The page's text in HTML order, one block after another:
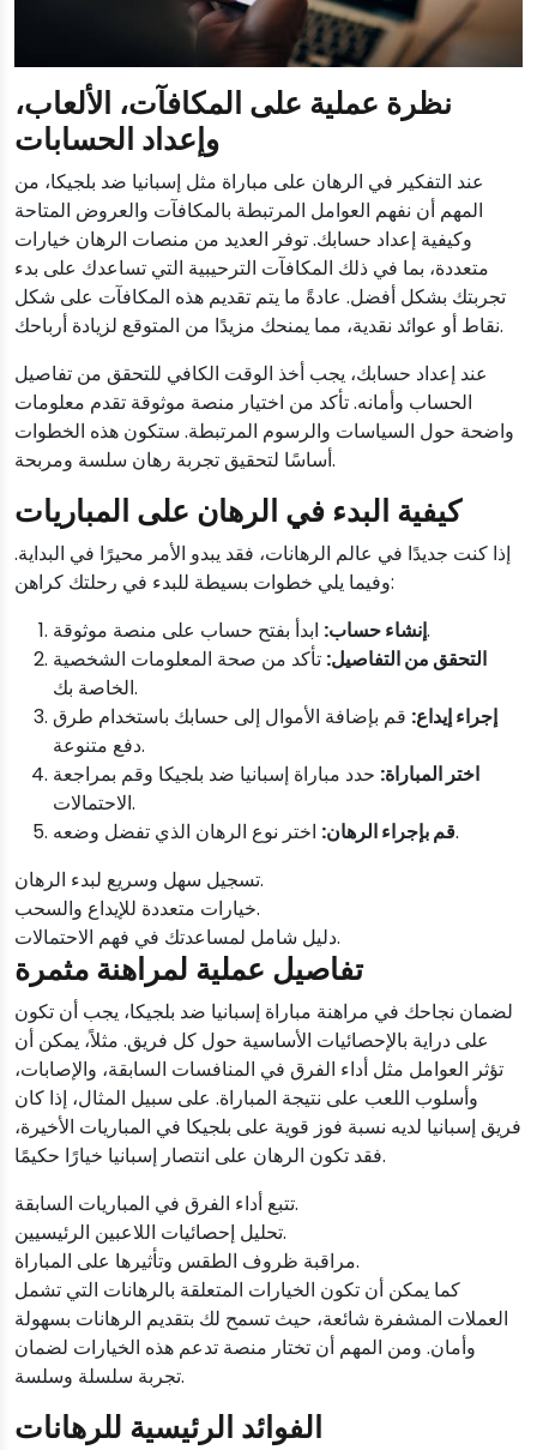
نظرة عملية على المكافآت، الألعاب،
وإعداد الحسابات
عند التفكير في الرهان على مباراة مثل إسبانيا ضد بلجيكا، من
المهم أن نفهم العوامل المرتبطة بالمكافآت والعروض المتاحة
وكيفية إعداد حسابك. توفر العديد من منصات الرهان خيارات
متعددة، بما في ذلك المكافآت الترحيبية التي تساعدك على بدء
تجربتك بشكل أفضل. عادةً ما يتم تقديم هذه المكافآت على شكل
نقاط أو عوائد نقدية، مما يمنحك مزيدًا من المتوقع لزيادة أرباحك.
عند إعداد حسابك، يجب أخذ الوقت الكافي للتحقق من تفاصيل
الحساب وأمانه. تأكد من اختيار منصة موثوقة تقدم معلومات
واضحة حول السياسات والرسوم المرتبطة. ستكون هذه الخطوات
أساسًا لتحقيق تجربة رهان سلسة ومربحة.
كيفية البدء في الرهان على المباريات
إذا كنت جديدًا في عالم الرهانات، فقد يبدو الأمر محيرًا في البداية.
وفيما يلي خطوات بسيطة للبدء في رحلتك كراهن:
إنشاء حساب:ابدأ بفتح حساب على منصة موثوقة.
التحقق من التفاصيل: تأكد من صحة المعلومات الشخصية
الخاصة بك.
إجراء إيداع: قم بإضافة الأموال إلى حسابك باستخدام طرق
دفع متنوعة.
اختر المباراة: حدد مباراة إسبانيا ضد بلجيكا وقم بمراجعة
الاحتمالات.
قم بإجراء الرهان:اختر نوع الرهان الذي تفضل وضعه.
تسجيل سهل وسريع لبدء الرهان.
خيارات متعددة للإيداع والسحب.
دليل شامل لمساعدتك في فهم الاحتمالات.
تفاصيل عملية لمراهنة مثمرة
لضمان نجاحك في مراهنة مباراة إسبانيا ضد بلجيكا، يجب أن تكون
على دراية بالإحصائيات الأساسية حول كل فريق. مثلاً، يمكن أن
تؤثر العوامل مثل أداء الفرق في المنافسات السابقة، والإصابات،
وأسلوب اللعب على نتيجة المباراة. على سبيل المثال، إذا كان
فريق إسبانيا لديه نسبة فوز قوية على بلجيكا في المباريات الأخيرة،
فقد تكون الرهان على انتصار إسبانيا خيارًا حكيمًا.
تتبع أداء الفرق في المباريات السابقة.
تحليل إحصائيات اللاعبين الرئيسيين.
مراقبة ظروف الطقس وتأثيرها على المباراة.
كما يمكن أن تكون الخيارات المتعلقة بالرهانات التي تشمل
العملات المشفرة شائعة، حيث تسمح لك بتقديم الرهانات بسهولة
وأمان. ومن المهم أن تختار منصة تدعم هذه الخيارات لضمان
تجربة سلسلة وسلسة.
الفوائد الرئيسية للرهانات